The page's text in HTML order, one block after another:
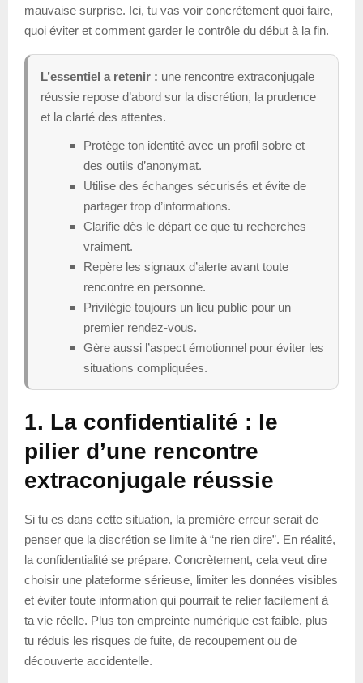
mauvaise surprise. Ici, tu vas voir concrètement quoi faire,
quoi éviter et comment garder le contrôle du début à la fin.
L’essentiel a retenir : une rencontre extraconjugale
réussie repose d’abord sur la discrétion, la prudence
et la clarté des attentes.
Protège ton identité avec un profil sobre et
des outils d’anonymat.
Utilise des échanges sécurisés et évite de
partager trop d’informations.
Clarifie dès le départ ce que tu recherches
vraiment.
Repère les signaux d’alerte avant toute
rencontre en personne.
Privilégie toujours un lieu public pour un
premier rendez-vous.
Gère aussi l’aspect émotionnel pour éviter les
situations compliquées.
1. La confidentialité : le
pilier d’une rencontre
extraconjugale réussie
Si tu es dans cette situation, la première erreur serait de
penser que la discrétion se limite à “ne rien dire”. En réalité,
la confidentialité se prépare. Concrètement, cela veut dire
choisir une plateforme sérieuse, limiter les données visibles
et éviter toute information qui pourrait te relier facilement à
ta vie réelle. Plus ton empreinte numérique est faible, plus
tu réduis les risques de fuite, de recoupement ou de
découverte accidentelle.